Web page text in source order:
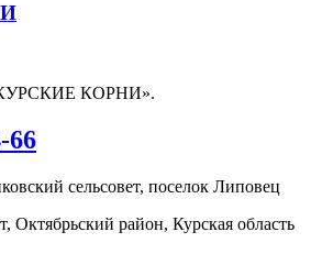
КОРНИ».
66
сельсовет, поселок Липовец
Октябрьский район, Курская область